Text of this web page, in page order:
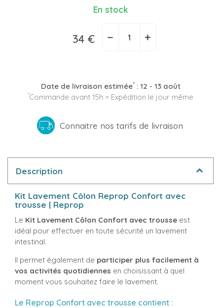
(20 avis)
En stock
34 € − +
Date de livraison estimée*: 12 - 13 août
*Commande avant 15h = Expédition le jour même
Connaitre nos tarifs de livraison
Description
Kit Lavement Côlon Reprop Confort avec
trousse | Reprop
Le Kit Lavement Côlon Confort avec trousse est
idéal pour effectuer en toute sécurité un lavement
intestinal.
Il permet également de participer plus facilement à
vos activités quotidiennes en choisissant à quel
moment vous souhaitez faire le lavement.
Le Reprop Confort avec trousse contient :